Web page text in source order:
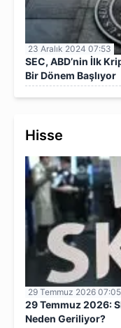
23 Aralık 2024 07:53
SEC, ABD’nin İlk
Bir Dönem Başlıyor
Hisse
29 Temmuz 2026 07:05
29 Temmuz 2026:
Neden Geriliyor?